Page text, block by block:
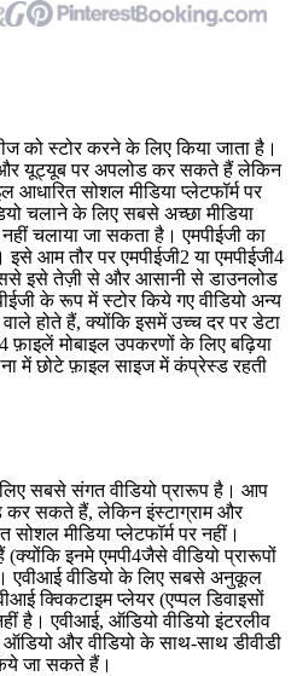
को स्टोर करने के लिए किया जाता है।
यूट्यूब पर अपलोड कर सकते हैं लेकिन
आधारित सोशल मीडिया प्लेटफॉर्म पर
चलाने के लिए सबसे अच्छा मीडिया
चलाया जा सकता है। एमपीईजी का
इसे आम तौर पर एमपीईजी2 या एमपीईजी4
इसे तेज़ी से और आसानी से डाउनलोड
के रूप में स्टोर किये गए वीडियो अन्य
होते हैं, क्योंकि इसमें उच्च दर पर डेटा
मोबाइल उपकरणों के लिए बढ़िया
में छोटे फ़ाइल साइज में कंप्रेस्ड रहती
सबसे संगत वीडियो प्रारूप है। आप
सकते हैं, लेकिन इंस्टाग्राम और
मीडिया प्लेटफॉर्म पर नहीं।
इनमे एमपी4जैसे वीडियो प्रारूपों
एवीआई वीडियो के लिए सबसे अनुकूल
क्विकटाइम प्लेयर (एप्पल डिवाइसों
है। एवीआई, ऑडियो वीडियो इंटरलीव
और वीडियो के साथ-साथ डीवीडी
जा सकते हैं।